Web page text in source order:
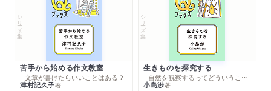
シリーズ・全集
苦手から始める作文教室
─文章が書けたらいいことはある？
津村記久子著
シリーズ・全集
生きものを探究する
─自然を観察するってどういうこと？
小島渉著